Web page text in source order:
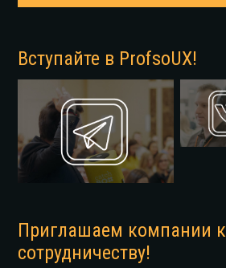
Вступайте в ProfsoUX!
Приглашаем компании к
сотрудничеству!